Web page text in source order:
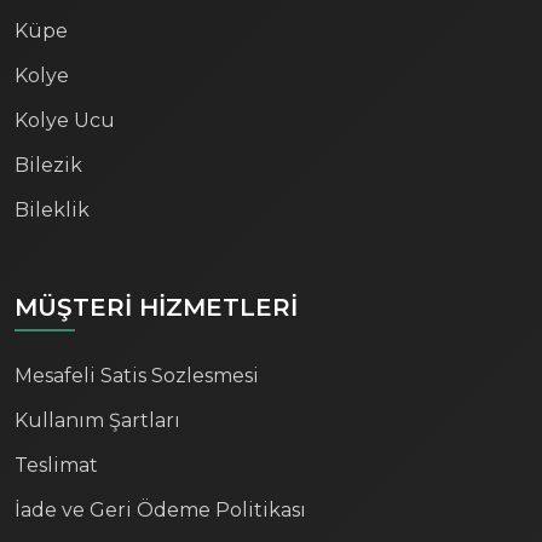
Küpe
Kolye
Kolye Ucu
Bilezik
Bileklik
MÜŞTERİ HİZMETLERİ
Mesafeli Satis Sozlesmesi
Kullanım Şartları
Teslimat
İade ve Geri Ödeme Politikası